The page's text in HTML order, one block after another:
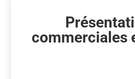
commerciales